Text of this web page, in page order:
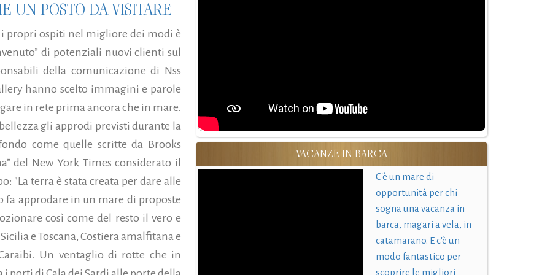
UN POSTO DA VISITARE
i propri ospiti nel migliore dei modi è
di potenziali nuovi clienti sul
della comunicazione di Nss
hanno scelto immagini e parole
in rete prima ancora che in mare.
gli approdi previsti durante la
come quelle scritte da Brooks
del New York Times considerato il
"La terra è stata creata per dare alle
fa approdare in un mare di proposte
così come del resto il vero e
e Toscana, Costiera amalfitana e
Un ventaglio di rotte che in
VACANZE IN BARCA
C'è un mare di
opportunità per chi
sogna una vacanza in
barca, magari a vela, in
catamarano. E c'è un
modo fantastico per
scoprire le migliori